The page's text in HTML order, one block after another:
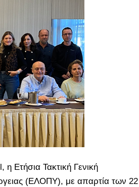
Ετήσια Τακτική Γενική
(ΕΛΟΠΥ), με απαρτία των 22